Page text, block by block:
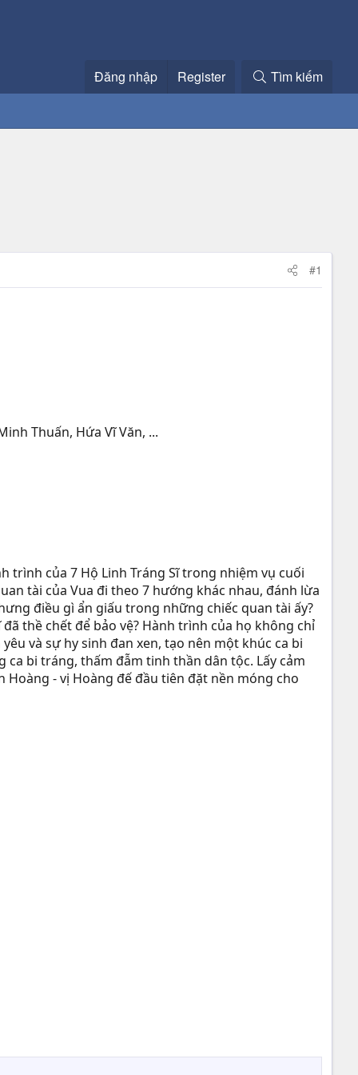
Đăng nhập Register Tìm kiếm
#1
Thuấn, Hứa Vĩ Văn, ...
trình của 7 Hộ Linh Tráng Sĩ trong nhiệm vụ cuối
tài của Vua đi theo 7 hướng khác nhau, đánh lừa
điều gì ẩn giấu trong những chiếc quan tài ấy?
thề chết để bảo vệ? Hành trình của họ không chỉ
và sự hy sinh đan xen, tạo nên một khúc ca bi
bi tráng, thấm đẫm tinh thần dân tộc. Lấy cảm
- vị Hoàng đế đầu tiên đặt nền móng cho